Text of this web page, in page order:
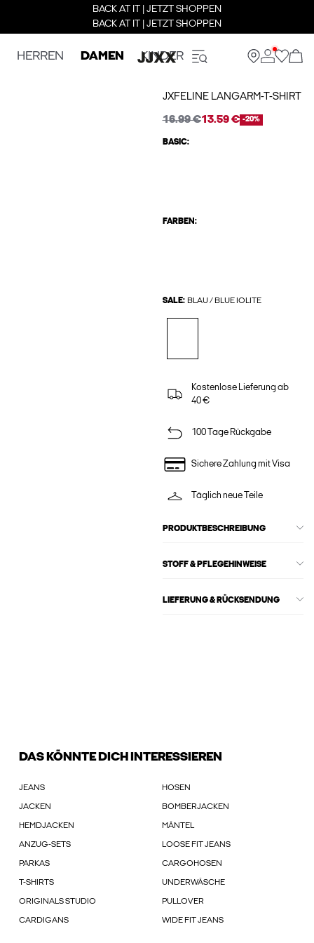
BACK AT IT | JETZT SHOPPEN
BACK AT IT | JETZT SHOPPEN
HERREN DAMEN KINDER
JXFELINE LANGARM-T-SHIRT
16.99 €13.59 € -20%
BASIC:
FARBEN:
SALE: BLAU / BLUE IOLITE
Kostenlose Lieferung ab
40 €
100 Tage Rückgabe
Sichere Zahlung mit Visa
Täglich neue Teile
PRODUKTBESCHREIBUNG
STOFF & PFLEGEHINWEISE
LIEFERUNG & RÜCKSENDUNG
DAS KÖNNTE DICH INTERESSIEREN
JEANS HOSEN
JACKEN BOMBERJACKEN
HEMDJACKEN MÄNTEL
ANZUG-SETS LOOSE FIT JEANS
PARKAS CARGOHOSEN
T-SHIRTS UNDERWÄSCHE
ORIGINALS STUDIO PULLOVER
CARDIGANS WIDE FIT JEANS